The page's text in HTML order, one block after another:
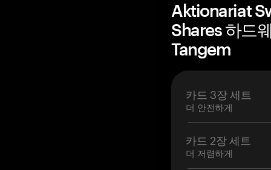
Aktionariat
Shares 하드
Tangem
카드 3장 세트
더 안전하게
카드 2장 세트
더 저렴하게